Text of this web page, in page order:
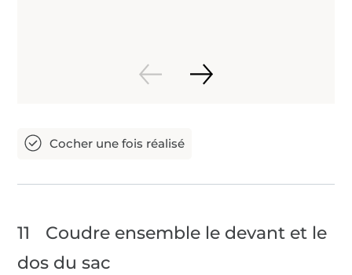
11
Coudre ensemble le devant et le
dos du sac